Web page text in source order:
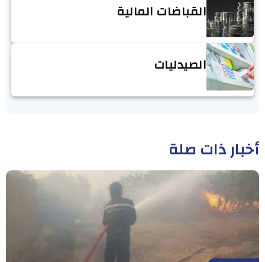
القباضات المالية
الصيدليات
أخبار ذات صلة